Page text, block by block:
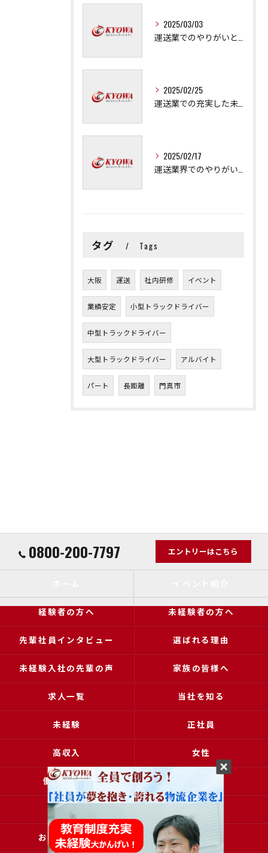
2025/03/03
2025/02/25
2025/02/17
タグ Tags
大阪 運送 社内研修 イベント
業績安定 小型トラックドライバー
中型トラックドライバー
大型トラックドライバー アルバイト
パート 長距離 門真市
0800-200-7797 エントリーはこちら
経験者の方へ 未経験者の方へ
先輩社員インタビュー 選ばれる理由
未経験入社の先輩の声 家族の皆様へ
求人一覧 当社を知る
未経験 正社員
高収入 女性
働きやすい
ブログ
お問い合わせ 採用申込